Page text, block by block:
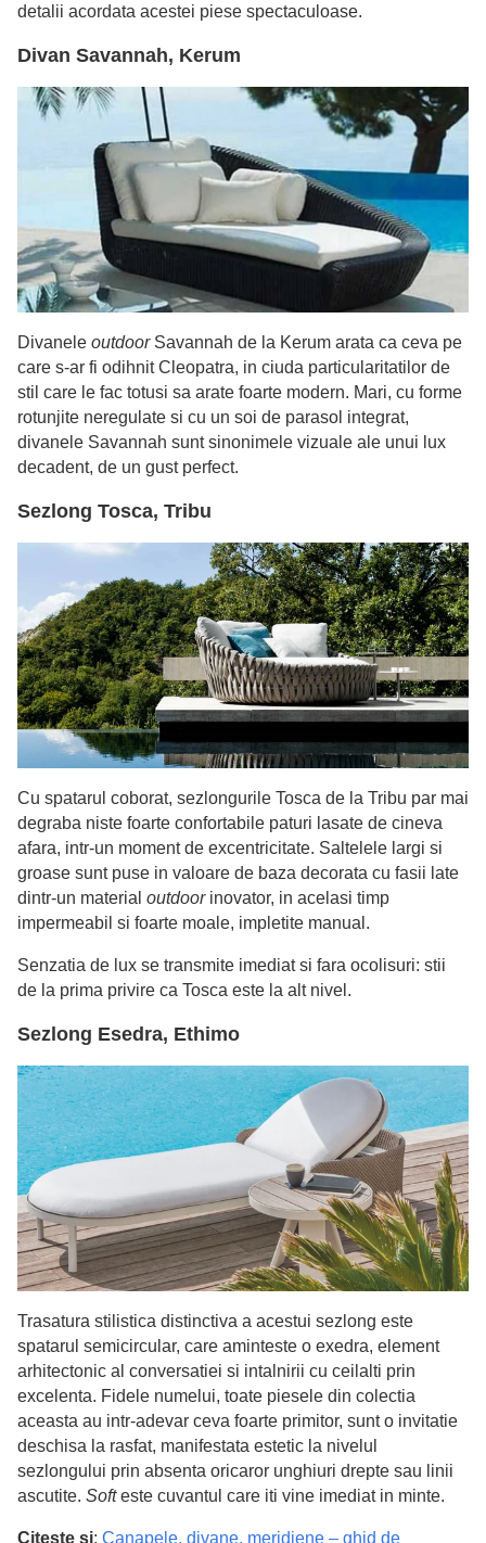
detalii acordata acestei piese spectaculoase.
Divan Savannah, Kerum
Divanele outdoor Savannah de la Kerum arata ca ceva pe
care s-ar fi odihnit Cleopatra, in ciuda particularitatilor de
stil care le fac totusi sa arate foarte modern. Mari, cu forme
rotunjite neregulate si cu un soi de parasol integrat,
divanele Savannah sunt sinonimele vizuale ale unui lux
decadent, de un gust perfect.
Sezlong Tosca, Tribu
Cu spatarul coborat, sezlongurile Tosca de la Tribu par mai
degraba niste foarte confortabile paturi lasate de cineva
afara, intr-un moment de excentricitate. Saltelele largi si
groase sunt puse in valoare de baza decorata cu fasii late
dintr-un material outdoorinovator, in acelasi timp
impermeabil si foarte moale, impletite manual.
Senzatia de lux se transmite imediat si fara ocolisuri: stii
de la prima privire ca Tosca este la alt nivel.
Sezlong Esedra, Ethimo
Trasatura stilistica distinctiva a acestui sezlong este
spatarul semicircular, care aminteste o exedra, element
arhitectonic al conversatiei si intalnirii cu ceilalti prin
excelenta. Fidele numelui, toate piesele din colectia
aceasta au intr-adevar ceva foarte primitor, sunt o invitatie
deschisa la rasfat, manifestata estetic la nivelul
sezlongului prin absenta oricaror unghiuri drepte sau linii
ascutite. Softeste cuvantul care iti vine imediat in minte.
Citeste si: Canapele, divane, meridiene – ghid de